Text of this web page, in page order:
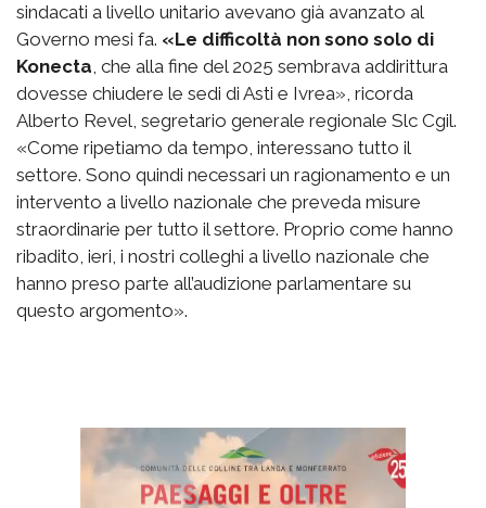
sindacati a livello unitario avevano già avanzato al
Governo mesi fa. «Le difficoltà non sono solo di
Konecta, che alla fine del 2025 sembrava addirittura
dovesse chiudere le sedi di Asti e Ivrea», ricorda
Alberto Revel, segretario generale regionale Slc Cgil.
«Come ripetiamo da tempo, interessano tutto il
settore. Sono quindi necessari un ragionamento e un
intervento a livello nazionale che preveda misure
straordinarie per tutto il settore. Proprio come hanno
ribadito, ieri, i nostri colleghi a livello nazionale che
hanno preso parte all’audizione parlamentare su
questo argomento».